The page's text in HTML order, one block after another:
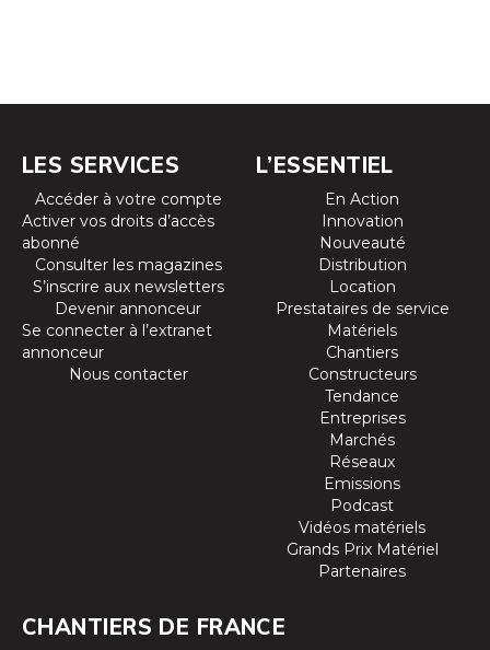
LES SERVICES
Accéder à votre compte
Activer vos droits d’accès
abonné
Consulter les magazines
S’inscrire aux newsletters
Devenir annonceur
Se connecter à l’extranet
annonceur
Nous contacter
L’ESSENTIEL
En Action
Innovation
Nouveauté
Distribution
Location
Prestataires de service
Matériels
Chantiers
Constructeurs
Tendance
Entreprises
Marchés
Réseaux
Emissions
Podcast
Vidéos matériels
Grands Prix Matériel
Partenaires
CHANTIERS DE FRANCE